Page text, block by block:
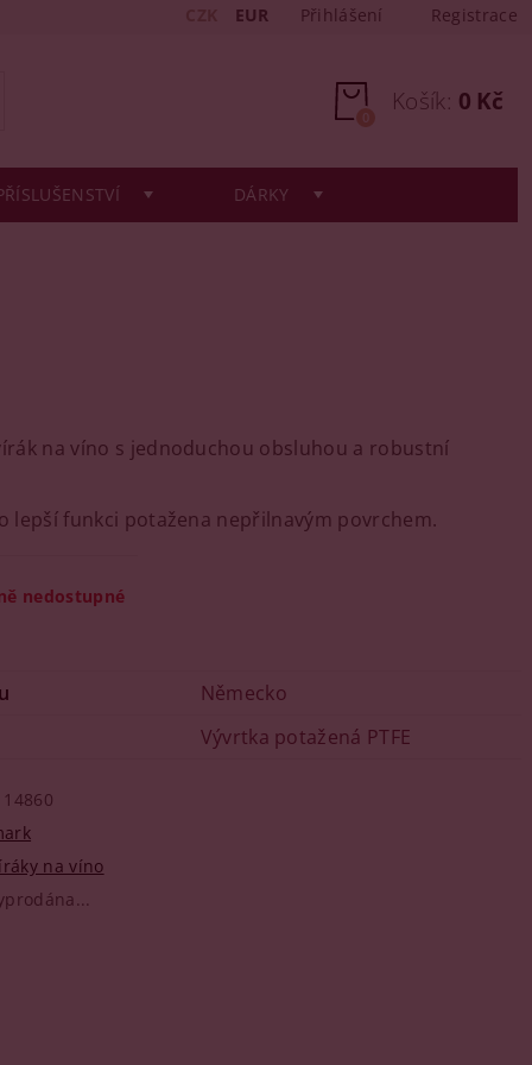
EUR Přihlášení Registrace
Košík: 0 Kč
0
DÁRKY
na víno s jednoduchou obsluhou a robustní
lepší funkci potažena nepřilnavým povrchem.
nedostupné
Německo
Vývrtka potažená PTFE
14860
na víno